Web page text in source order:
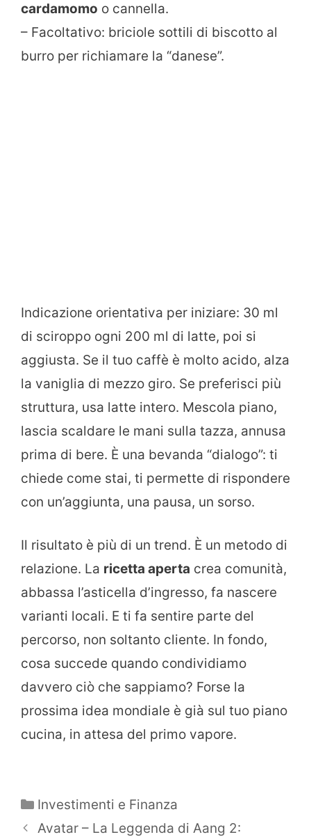
cardamomo o cannella.
– Facoltativo: briciole sottili di biscotto al
burro per richiamare la “danese”.
Indicazione orientativa per iniziare: 30 ml
di sciroppo ogni 200 ml di latte, poi si
aggiusta. Se il tuo caffè è molto acido, alza
la vaniglia di mezzo giro. Se preferisci più
struttura, usa latte intero. Mescola piano,
lascia scaldare le mani sulla tazza, annusa
prima di bere. È una bevanda “dialogo”: ti
chiede come stai, ti permette di rispondere
con un’aggiunta, una pausa, un sorso.
Il risultato è più di un trend. È un metodo di
relazione. La ricetta aperta crea comunità,
abbassa l’asticella d’ingresso, fa nascere
varianti locali. E ti fa sentire parte del
percorso, non soltanto cliente. In fondo,
cosa succede quando condividiamo
davvero ciò che sappiamo? Forse la
prossima idea mondiale è già sul tuo piano
cucina, in attesa del primo vapore.
Categorie
Investimenti e Finanza
Avatar – La Leggenda di Aang 2: